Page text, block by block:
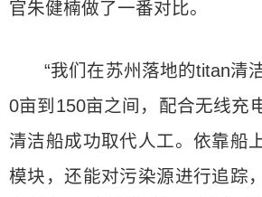
官朱健楠做了一番对比。
“我们在苏州落地的titan清
0亩到150亩之间，配合无线充
清洁船成功取代人工。依靠船
模块，还能对污染源进行追踪